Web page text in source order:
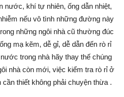
nước, khí tự nhiên, ống dẫn nhiệt,
nếu vô tình những đường này
những ngôi nhà cũ thường đúc
mạ kẽm, dễ gỉ, dễ dẫn đến rò rỉ
trong nhà hãy thay thế chúng
nhà còn mới, việc kiểm tra rò rỉ ở
thiết không phải chuyện thừa .